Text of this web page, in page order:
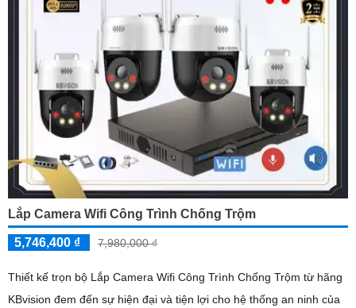
Lắp Camera Wifi Công Trình Chống Trộm
5,746,400 ₫ 7,980,000 ₫
Thiết kế trọn bộ Lắp Camera Wifi Công Trình Chống Trộm từ hãng
KBvision đem đến sự hiện đại và tiện lợi cho hệ thống an ninh của